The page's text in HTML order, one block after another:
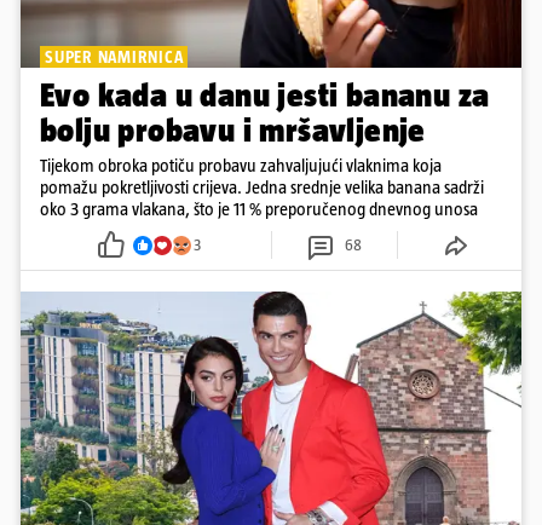
SUPER NAMIRNICA
Evo kada u danu jesti bananu za
bolju probavu i mršavljenje
Tijekom obroka potiču probavu zahvaljujući vlaknima koja
pomažu pokretljivosti crijeva. Jedna srednje velika banana sadrži
oko 3 grama vlakana, što je 11 % preporučenog dnevnog unosa
3 68